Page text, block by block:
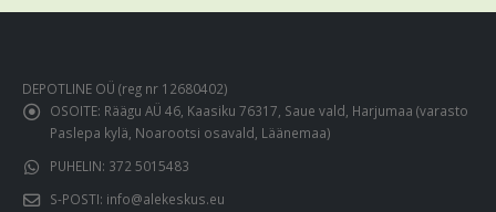
DEPOTLINE OÜ (reg nr 12680402)
OSOITE: Räägu AÜ 46, Kaasiku 76317, Saue vald, Harjumaa (varasto
Paslepa kylä, Noarootsi osavald, Läänemaa)
PUHELIN: 372 5015483
S-POSTI: info@alekeskus.eu